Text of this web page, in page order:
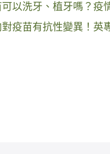
以洗牙、植牙嗎？疫
疫苗有抗性變異！英